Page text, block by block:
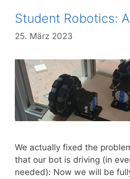
Student Robotics:
25. März 2023
We actually fixed the
that our bot is driving (in
needed): Now we will be